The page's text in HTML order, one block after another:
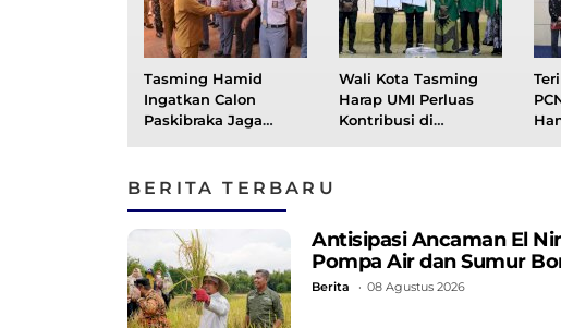
Tasming Hamid
Ingatkan Calon
Paskibraka Jaga
Sosial Secara Bijak
Wali Kota Tasming
Harap UMI Perluas
Kontribusi di
BERITA TERBARU
Antisipasi Ancaman El
Pompa Air dan Sumur
Berita 08 Agustus 2026